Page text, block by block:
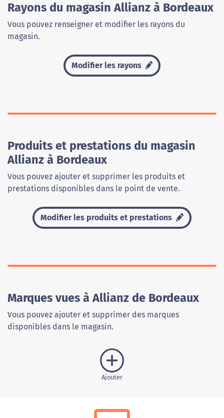
Rayons du magasin Allianz à Bordeaux
Vous pouvez renseigner et modifier les rayons du
magasin.
Modifier les rayons
Produits et prestations du magasin
Allianz à Bordeaux
Vous pouvez ajouter et supprimer les produits et
prestations disponibles dans le point de vente.
Modifier les produits et prestations
Marques vues à Allianz de Bordeaux
Vous pouvez ajouter et supprimer des marques
disponibles dans le magasin.
Ajouter